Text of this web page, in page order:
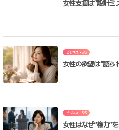
女性支援は“設計ミ
ビジネス・SNS
女性の欲望は“語ら
ビジネス・SNS
女性はなぜ“権力”